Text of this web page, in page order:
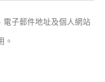
電子郵件地址及個人網站
。